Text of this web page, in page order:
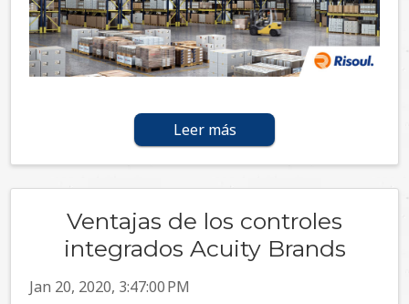
Leer más
Ventajas de los controles
integrados Acuity Brands
Jan 20, 2020, 3:47:00 PM